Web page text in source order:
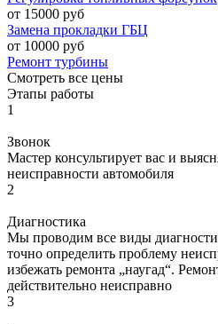
от 15000 руб
Замена прокладки ГБЦ
от 10000 руб
Ремонт турбины
Смотреть все цены
Этапы работы
1
Звонок
Мастер консультирует вас и
неисправности автомобиля
2
Диагностика
Мы проводим все виды
точно определить проблему
избежать ремонта „наугад“.
действительно неисправно
3